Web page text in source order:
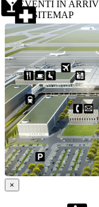
EVENTI IN
SITEMAP
×